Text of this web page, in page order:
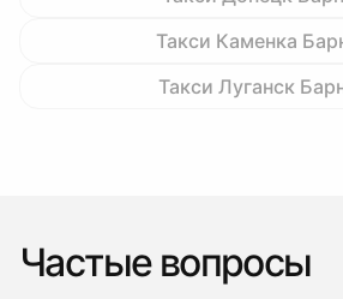
Такси Каменка
Такси Луганск
Частые вопросы